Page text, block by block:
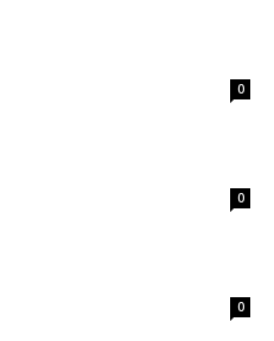
0
0
0